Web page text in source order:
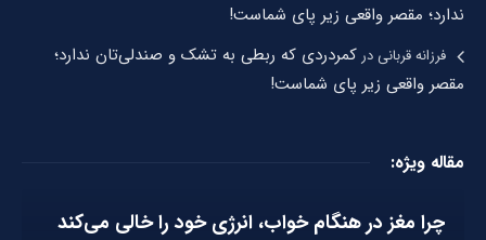
ندارد؛ مقصر واقعی زیر پای شماست!
فرزانه قربانیدر کمردردی که ربطی به تشک و صندلی‌تان ندارد؛
مقصر واقعی زیر پای شماست!
مقاله ویژه:
چرا مغز در هنگام خواب، انرژی خود را خالی می‌کند